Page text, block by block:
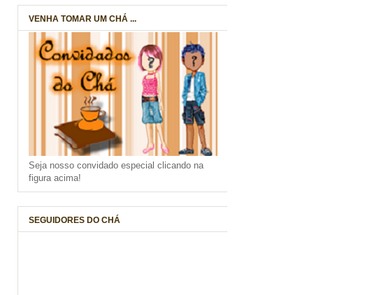
VENHA TOMAR UM CHÁ ...
Seja nosso convidado especial clicando na
figura acima!
SEGUIDORES DO CHÁ